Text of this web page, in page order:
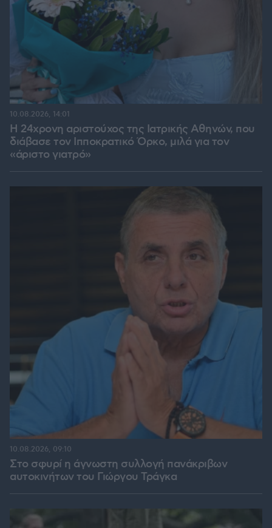
Η 24χρονη αριστούχος της Ιατρικής Αθηνών, που
διάβασε τον Ιπποκρατικό Όρκο, μιλά για τον
«άριστο γιατρό»
10.08.2026, 14:01
Στο σφυρί η άγνωστη συλλογή πανάκριβων
αυτοκινήτων του Γιώργου Τράγκα
10.08.2026, 09:10